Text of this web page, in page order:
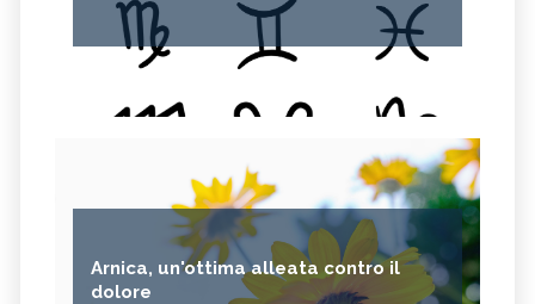
Arnica, un'ottima alleata contro il
dolore